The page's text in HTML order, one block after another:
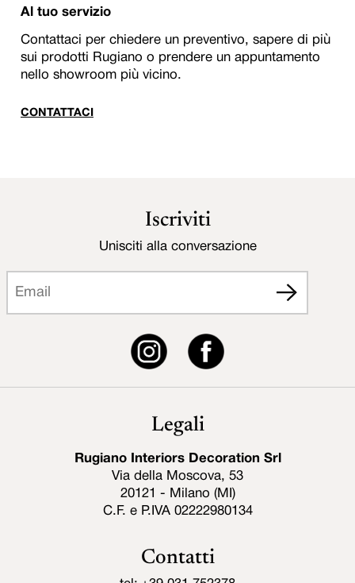
Al tuo servizio
Contattaci per chiedere un preventivo, sapere di più
sui prodotti Rugiano o prendere un appuntamento
nello showroom più vicino.
CONTATTACI
Legali
Rugiano Interiors Decoration Srl
Via della Moscova, 53
20121 - Milano (MI)
C.F. e P.IVA 02222980134
Contatti
Iscriviti
Unisciti alla conversazione